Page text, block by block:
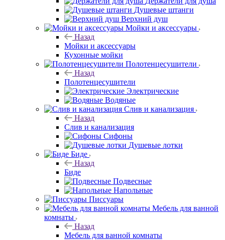
Душевые штанги
Верхний душ
Мойки и аксессуары
Назад
Мойки и аксессуары
Кухонные мойки
Полотенцесушители
Назад
Полотенцесушители
Электрические
Водяные
Слив и канализация
Назад
Слив и канализация
Сифоны
Душевые лотки
Биде
Назад
Биде
Подвесные
Напольные
Писсуары
Мебель для ванной
комнаты
Назад
Мебель для ванной комнаты